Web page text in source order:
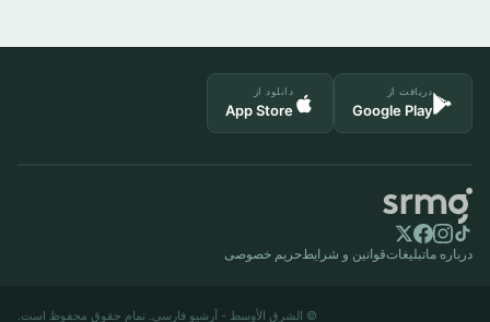
دریافت از
Google Play
دانلود از
App Store
درباره ماتبلیغاتقوانین و شرایط حریم خصوصی
© الشرق الأوسط - آرشیو فارسی. تمام حقوق محفوظ است.